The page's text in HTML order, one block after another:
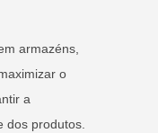
armazéns,
o
a
dos produtos.